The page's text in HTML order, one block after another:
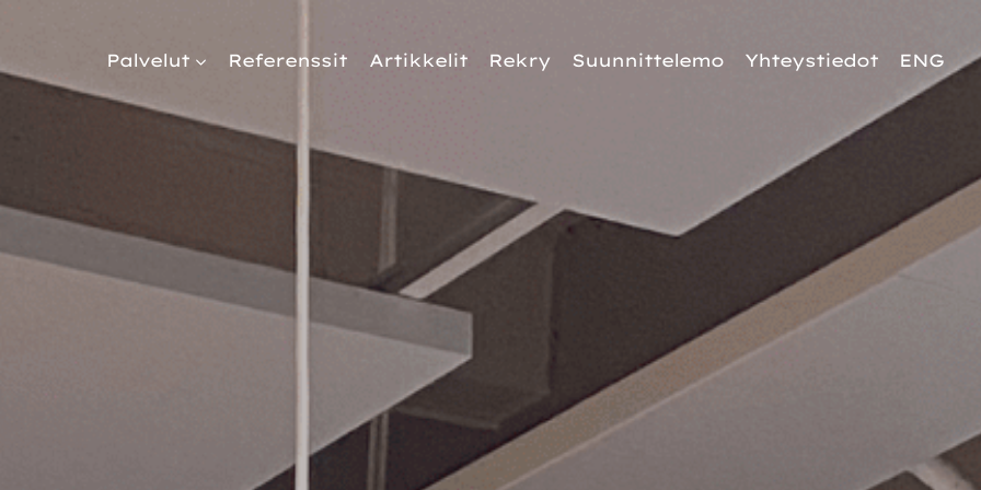
Palvelut Referenssit Artikkelit Rekry Suunnittelemo Yhteystiedot ENG